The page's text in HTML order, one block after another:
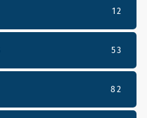
12
53
82